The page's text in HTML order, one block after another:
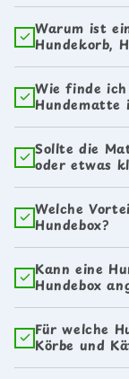
Warum ist
Hundekorb,
Wie finde
Hundematte
Sollte die
oder etwas
Welche
Hundebox?
Kann eine
Hundebox
Für welche
Körbe und